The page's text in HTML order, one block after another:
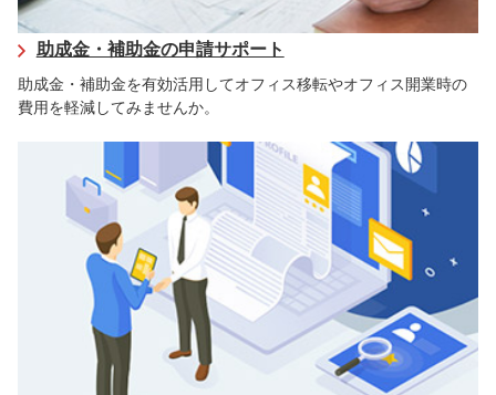
助成金・補助金の申請サポート
助成金・補助金を有効活用してオフィス移転やオフィス開業時の
費用を軽減してみませんか。